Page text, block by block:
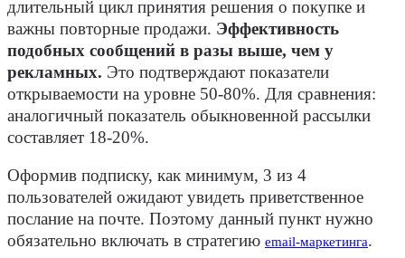
длительный цикл принятия решения о покупке и
важны повторные продажи. Эффективность
подобных сообщений в разы выше, чем у
рекламных. Это подтверждают показатели
открываемости на уровне 50-80%. Для сравнения:
аналогичный показатель обыкновенной рассылки
составляет 18-20%.
Оформив подписку, как минимум, 3 из 4
пользователей ожидают увидеть приветственное
послание на почте. Поэтому данный пункт нужно
обязательно включать в стратегию email-маркетинга.